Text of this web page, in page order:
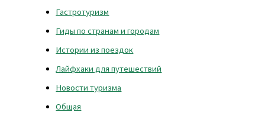
Гастротуризм
Гиды по странам и городам
Истории из поездок
Лайфхаки для путешествий
Новости туризма
Общая